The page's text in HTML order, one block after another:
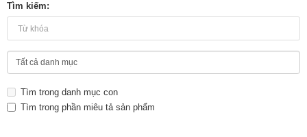
Sản phẩm khuyến mãi
Tin tức
Yến Tổ Nhà Việt
Tìm kiếm:
Tìm trong danh mục con
Tìm trong phần miêu tả sản phẩm